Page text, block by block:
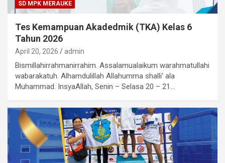
SD MPK MERAUKE
Tes Kemampuan Akadedmik (TKA) Kelas 6
Tahun 2026
April 20, 2026 admin
Bismillahirrahmanirrahim. Assalamualaikum warahmatullahi
wabarakatuh. Alhamdulillah Allahumma shalli’ ala
Muhammad. InsyaAllah, Senin – Selasa 20 – 21…